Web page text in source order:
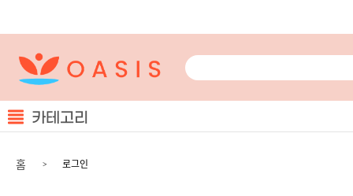
카테고리
홈 로그인